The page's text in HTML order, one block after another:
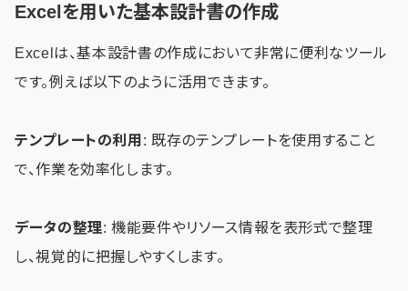
Excelを用いた基本設計書の作成
Excelは、基本設計書の作成において非常に便利なツール
です。例えば以下のように活用できます。
テンプレートの利用 : 既存のテンプレートを使用すること
で、作業を効率化します。
データの整理: 機能要件やリソース情報を表形式で整理
し、視覚的に把握しやすくします。